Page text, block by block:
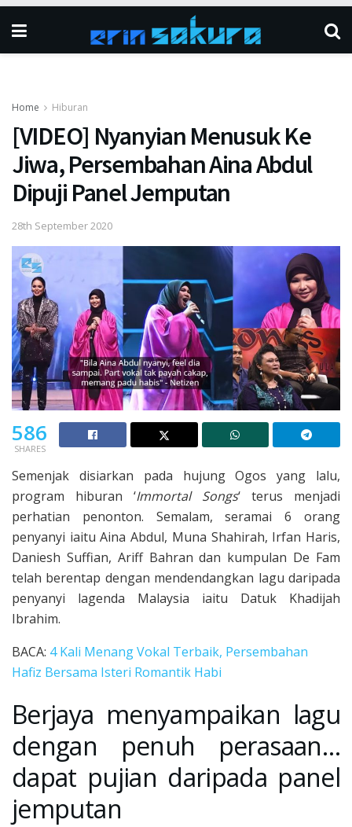
Home Hiburan
[VIDEO] Nyanyian Menusuk Ke
Jiwa, Persembahan Aina Abdul
Dipuji Panel Jemputan
28th September 2020
586
SHARES
Semenjak disiarkan pada hujung Ogos yang lalu,
program hiburan ‘Immortal Songs‘ terus menjadi
perhatian penonton. Semalam, seramai 6 orang
penyanyi iaitu Aina Abdul, Muna Shahirah, Irfan Haris,
Daniesh Suffian, Ariff Bahran dan kumpulan De Fam
telah berentap dengan mendendangkan lagu daripada
penyanyi lagenda Malaysia iaitu Datuk Khadijah
Ibrahim.
BACA: 4 Kali Menang Vokal Terbaik, Persembahan
Hafiz Bersama Isteri Romantik Habi
Berjaya menyampaikan lagu
dengan penuh perasaan…
dapat pujian daripada panel
jemputan